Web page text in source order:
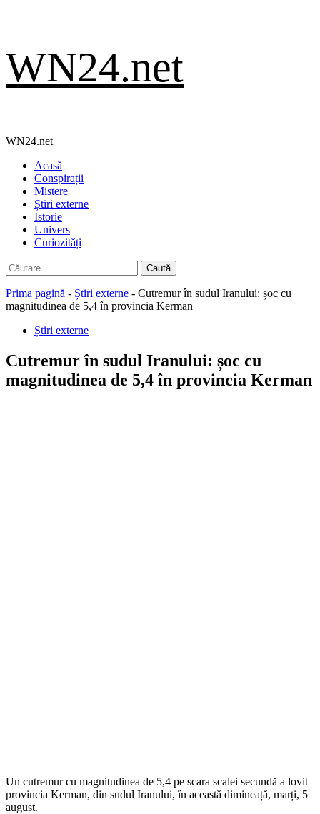
to
content
WN24.net
Primary
WN24.net
Acasă
Conspirații
Mistere
Știri externe
Istorie
Univers
Curiozități
Caută
după:
Prima pagină - Știri externe - Cutremur în sudul Iranului: șoc cu
magnitudinea de 5,4 în provincia Kerman
Știri externe
Cutremur în sudul Iranului: șoc cu
magnitudinea de 5,4 în provincia Kerman
Un cutremur cu magnitudinea de 5,4 pe scara scalei secundă a lovit
provincia Kerman, din sudul Iranului, în această dimineață, marți, 5
august.